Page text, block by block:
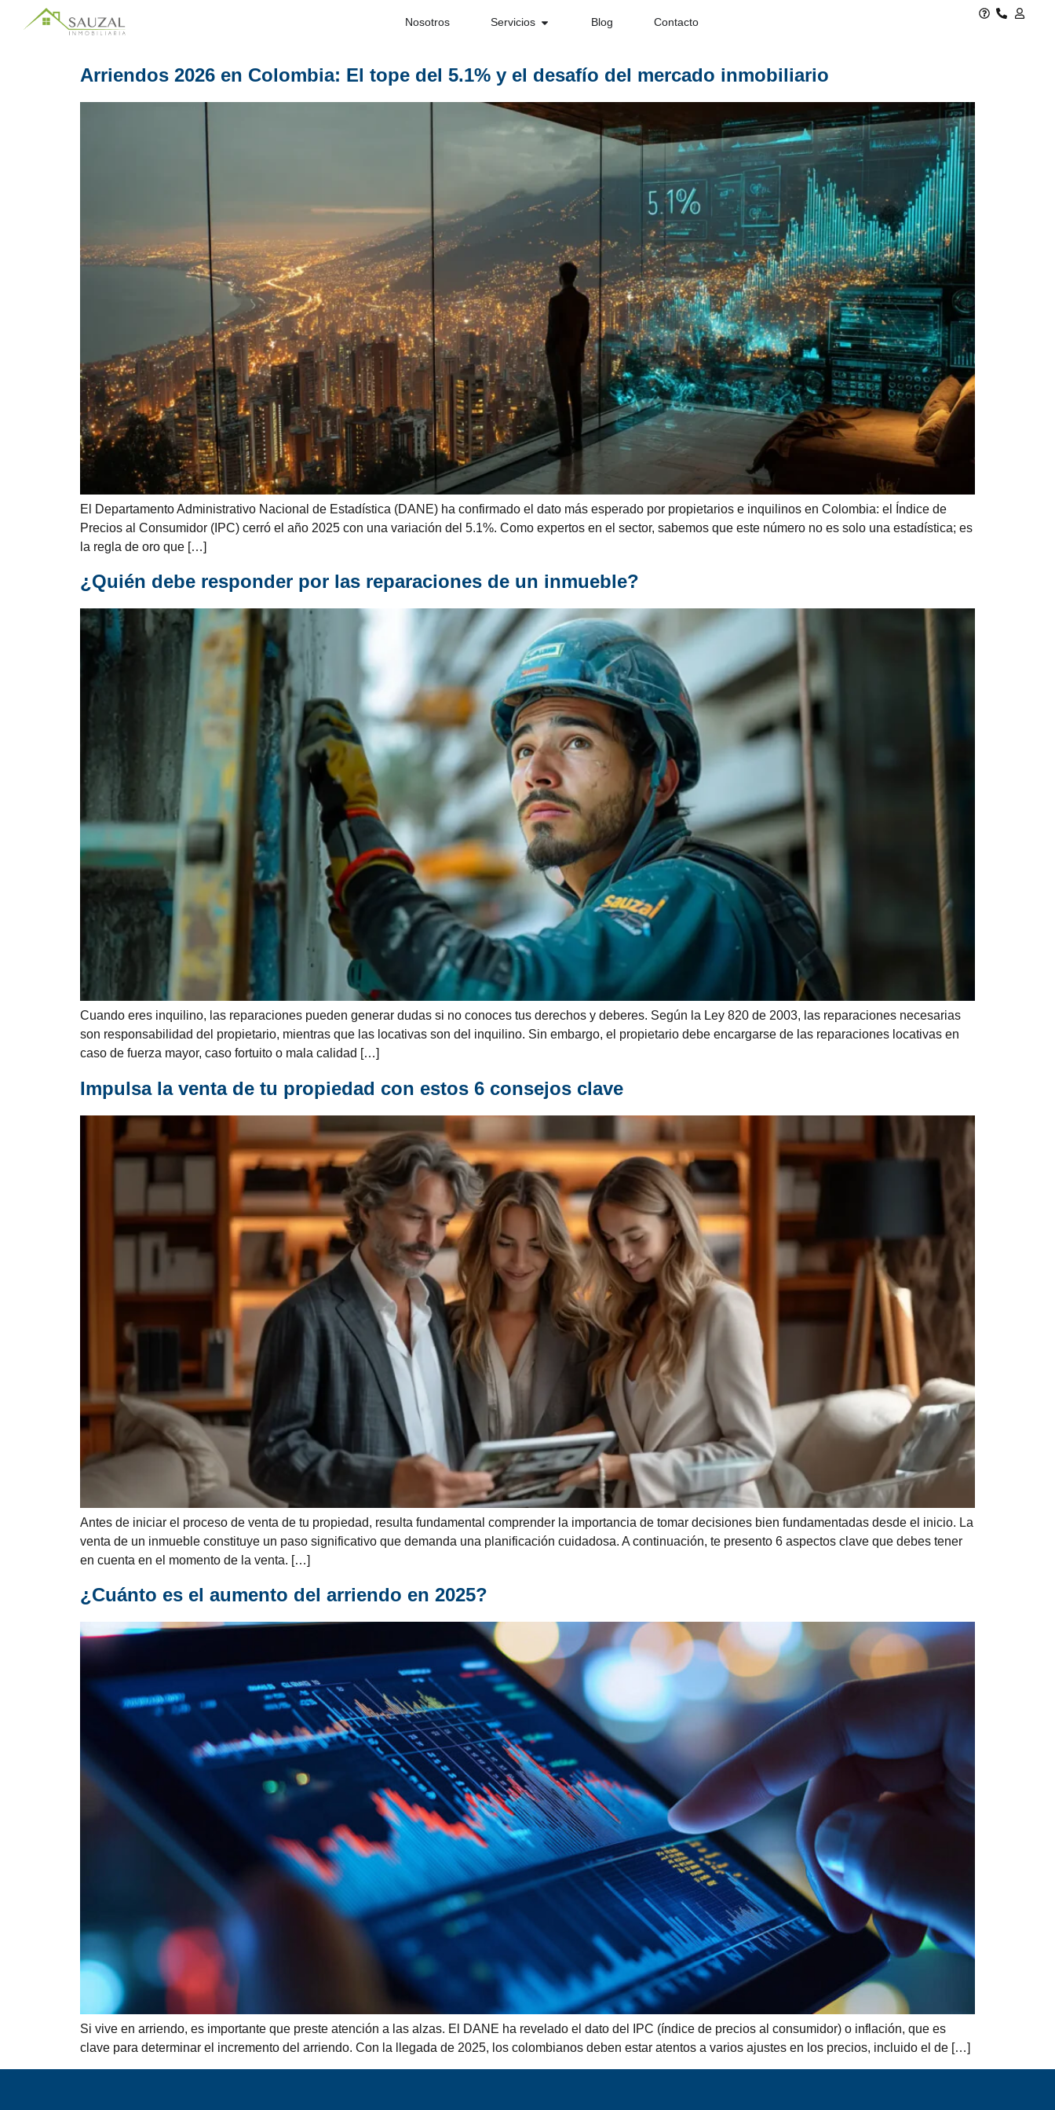
Nosotros Servicios Blog Contacto
Arriendos 2026 en Colombia: El tope del 5.1% y el desafío del mercado inmobiliario
El Departamento Administrativo Nacional de Estadística (DANE) ha confirmado el dato más esperado por propietarios e inquilinos en Colombia: el Índice de
Precios al Consumidor (IPC) cerró el año 2025 con una variación del 5.1%. Como expertos en el sector, sabemos que este número no es solo una estadística; es
la regla de oro que […]
¿Quién debe responder por las reparaciones de un inmueble?
Cuando eres inquilino, las reparaciones pueden generar dudas si no conoces tus derechos y deberes. Según la Ley 820 de 2003, las reparaciones necesarias
son responsabilidad del propietario, mientras que las locativas son del inquilino. Sin embargo, el propietario debe encargarse de las reparaciones locativas en
caso de fuerza mayor, caso fortuito o mala calidad […]
Impulsa la venta de tu propiedad con estos 6 consejos clave
Antes de iniciar el proceso de venta de tu propiedad, resulta fundamental comprender la importancia de tomar decisiones bien fundamentadas desde el inicio. La
venta de un inmueble constituye un paso significativo que demanda una planificación cuidadosa. A continuación, te presento 6 aspectos clave que debes tener
en cuenta en el momento de la venta. […]
¿Cuánto es el aumento del arriendo en 2025?
Si vive en arriendo, es importante que preste atención a las alzas. El DANE ha revelado el dato del IPC (índice de precios al consumidor) o inflación, que es
clave para determinar el incremento del arriendo. Con la llegada de 2025, los colombianos deben estar atentos a varios ajustes en los precios, incluido el de […]